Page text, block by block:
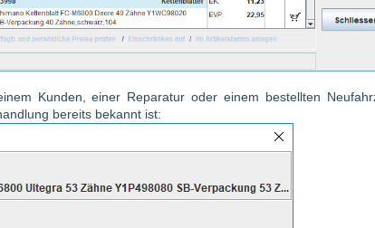
Kunden, einer Reparatur oder einem bestellten
bereits bekannt ist: